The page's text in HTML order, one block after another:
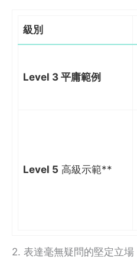
級別
Level 3 平庸範例
Level 5 高級示範**
2. 表達毫無疑問的堅定立場